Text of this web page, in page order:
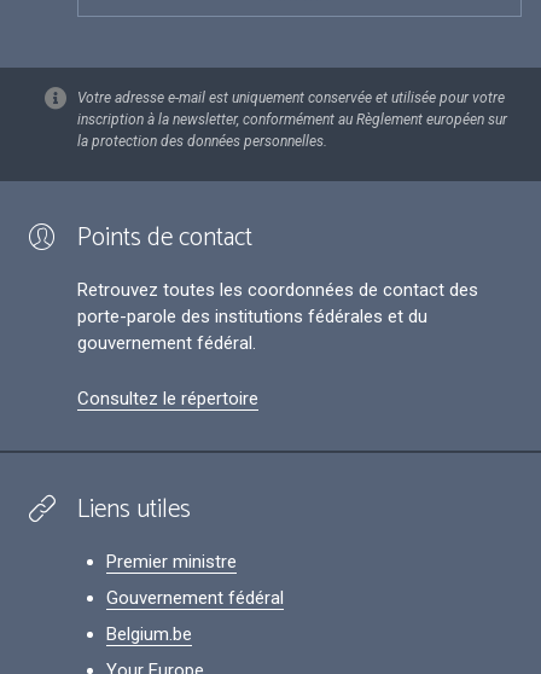
Votre adresse e-mail est uniquement conservée et utilisée pour votre
inscription à la newsletter, conformément au Règlement européen sur
la protection des données personnelles.
Points de contact
Retrouvez toutes les coordonnées de contact des
porte-parole des institutions fédérales et du
gouvernement fédéral.
Consultez le répertoire
Liens utiles
Premier ministre
Gouvernement fédéral
Belgium.be